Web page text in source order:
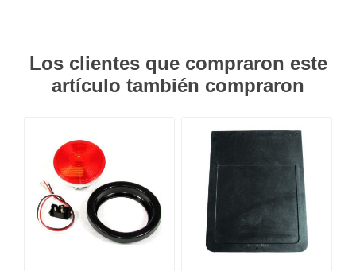
Los clientes que compraron este
artículo también compraron